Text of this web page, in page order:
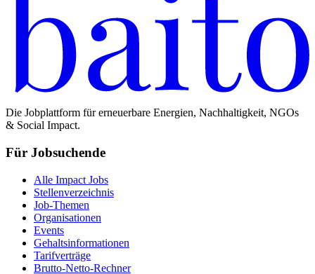
Die Jobplattform für erneuerbare Energien, Nachhaltigkeit, NGOs
& Social Impact.
Für Jobsuchende
Alle Impact Jobs
Stellenverzeichnis
Job-Themen
Organisationen
Events
Gehaltsinformationen
Tarifverträge
Brutto-Netto-Rechner